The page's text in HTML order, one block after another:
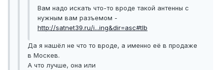
Вам надо искать что-то вроде такой антенны с
нужным вам разъемом -
http://satnet39.ru/i...ing&dir=asc#tlb
Да я нашёл не что то вроде, а именно её в продаже
в Москев.
А что лучше, она или